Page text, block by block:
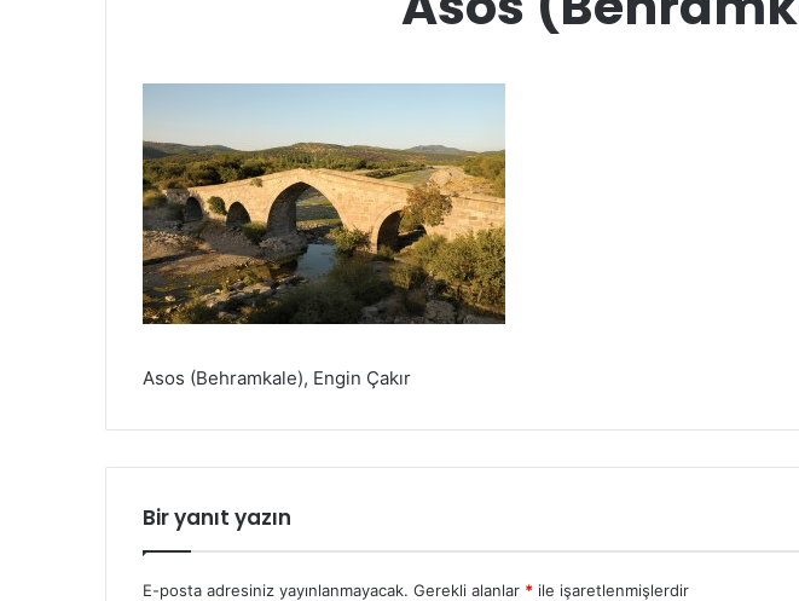
Asos (Behramkale), Engin Çakır
Bir yanıt yazın
E-posta adresiniz yayınlanmayacak. Gerekli alanlar * ile işaretlenmişlerdir